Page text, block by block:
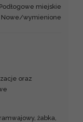
podłogowe miejskie
nowe/wymienione
oraz
żabka,